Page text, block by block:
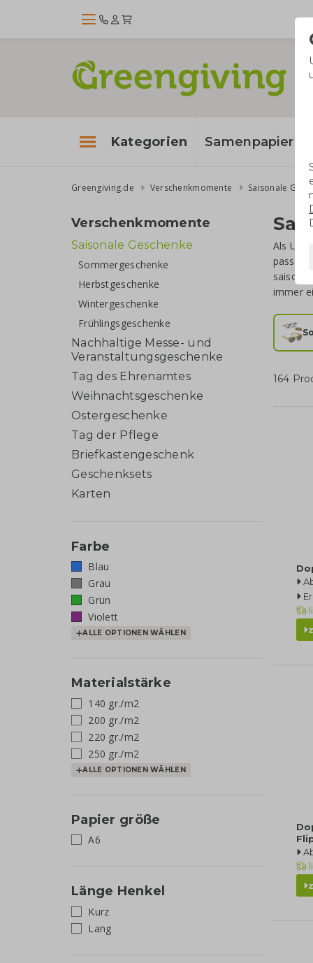
Kategorien Samenpapier
Greengiving.de Verschenkmomente Saisonale
Verschenkmomente
Saisonale Geschenke
Sommergeschenke
Herbstgeschenke
Wintergeschenke
Frühlingsgeschenke
Nachhaltige Messe- und
Veranstaltungsgeschenke
Tag des Ehrenamtes
Weihnachtsgeschenke
Ostergeschenke
Tag der Pflege
Briefkastengeschenk
Geschenksets
Karten
Farbe
Blau
Grau
Grün
Violett
ALLE OPTIONEN WÄHLEN
Materialstärke
140 gr./m2
200 gr./m2
220 gr./m2
250 gr./m2
ALLE OPTIONEN WÄHLEN
Papier größe
A6
Länge Henkel
Kurz
Lang
Als
immer
164